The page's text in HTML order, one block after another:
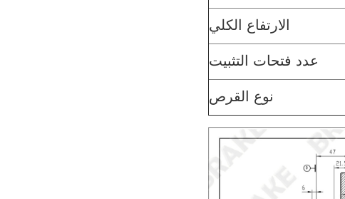
الارتفاع الكلي
عدد فتحات التثبيت
نوع القرص